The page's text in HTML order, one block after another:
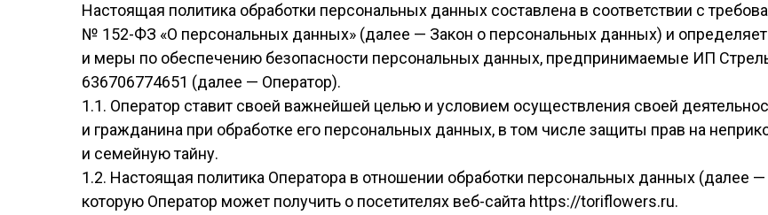
Настоящая политика обработки персональных данных составлена в соответствии с
№ 152-ФЗ «О персональных данных» (далее — Закон о персональных данных) и
и меры по обеспечению безопасности персональных данных, предпринимаемые ИП
636706774651 (далее — Оператор).
1.1. Оператор ставит своей важнейшей целью и условием осуществления своей
и гражданина при обработке его персональных данных, в том числе защиты прав на
и семейную тайну.
1.2. Настоящая политика Оператора в отношении обработки персональных данных (далее
которую Оператор может получить о посетителях веб-сайта https://toriflowers.ru.